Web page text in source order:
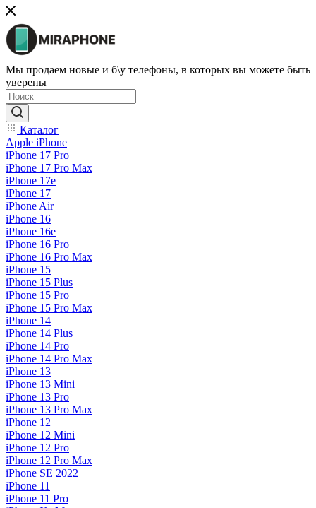
Мы продаем новые и б\у телефоны, в которых вы можете быть
уверены
Каталог
Apple iPhone
iPhone 17 Pro
iPhone 17 Pro Max
iPhone 17e
iPhone 17
iPhone Air
iPhone 16
iPhone 16e
iPhone 16 Pro
iPhone 16 Pro Max
iPhone 15
iPhone 15 Plus
iPhone 15 Pro
iPhone 15 Pro Max
iPhone 14
iPhone 14 Plus
iPhone 14 Pro
iPhone 14 Pro Max
iPhone 13
iPhone 13 Mini
iPhone 13 Pro
iPhone 13 Pro Max
iPhone 12
iPhone 12 Mini
iPhone 12 Pro
iPhone 12 Pro Max
iPhone SE 2022
iPhone 11
iPhone 11 Pro